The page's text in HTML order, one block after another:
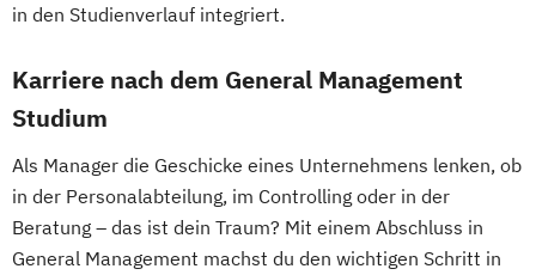
in den Studienverlauf integriert.
Karriere nach dem General Management
Studium
Als Manager die Geschicke eines Unternehmens lenken, ob
in der Personalabteilung, im Controlling oder in der
Beratung – das ist dein Traum? Mit einem Abschluss in
General Management machst du den wichtigen Schritt in